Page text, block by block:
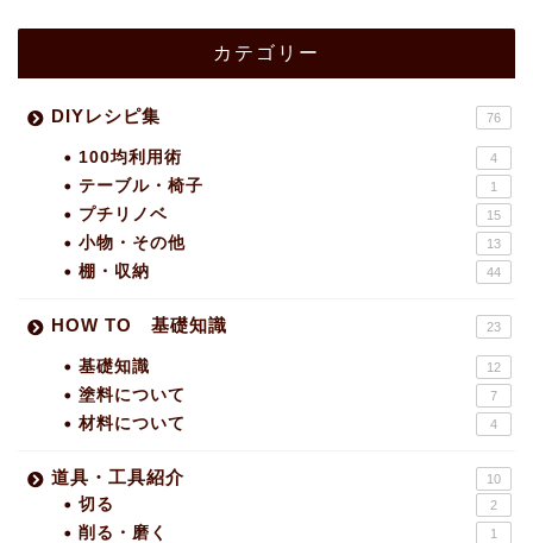
カテゴリー
DIYレシピ集 76
100均利用術 4
テーブル・椅子 1
プチリノベ 15
小物・その他 13
棚・収納 44
HOW TO 基礎知識 23
基礎知識 12
塗料について 7
材料について 4
道具・工具紹介 10
切る 2
削る・磨く 1